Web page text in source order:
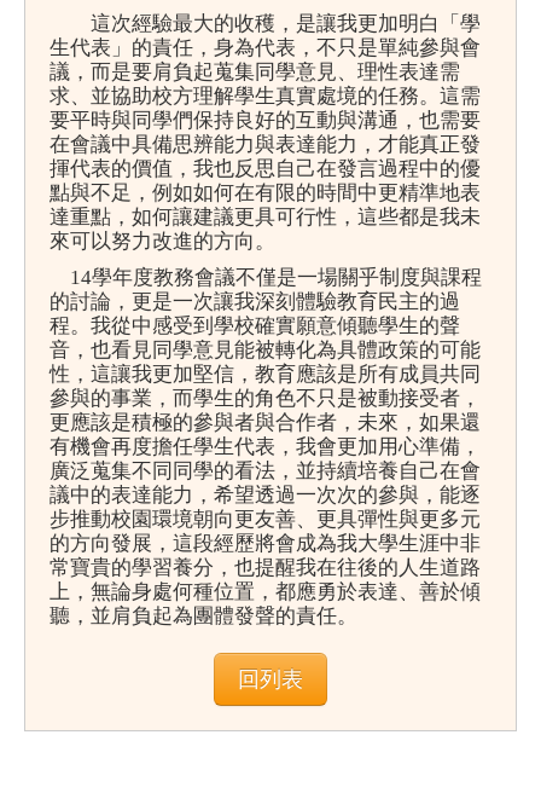
這次經驗最大的收穫，是讓我更加明白「學
生代表」的責任，身為代表，不只是單純參與會
議，而是要肩負起蒐集同學意見、理性表達需
求、並協助校方理解學生真實處境的任務。這需
要平時與同學們保持良好的互動與溝通，也需要
在會議中具備思辨能力與表達能力，才能真正發
揮代表的價值，我也反思自己在發言過程中的優
點與不足，例如如何在有限的時間中更精準地表
達重點，如何讓建議更具可行性，這些都是我未
來可以努力改進的方向。
14學年度教務會議不僅是一場關乎制度與課程
的討論，更是一次讓我深刻體驗教育民主的過
程。我從中感受到學校確實願意傾聽學生的聲
音，也看見同學意見能被轉化為具體政策的可能
性，這讓我更加堅信，教育應該是所有成員共同
參與的事業，而學生的角色不只是被動接受者，
更應該是積極的參與者與合作者，未來，如果還
有機會再度擔任學生代表，我會更加用心準備，
廣泛蒐集不同同學的看法，並持續培養自己在會
議中的表達能力，希望透過一次次的參與，能逐
步推動校園環境朝向更友善、更具彈性與更多元
的方向發展，這段經歷將會成為我大學生涯中非
常寶貴的學習養分，也提醒我在往後的人生道路
上，無論身處何種位置，都應勇於表達、善於傾
聽，並肩負起為團體發聲的責任。
回列表